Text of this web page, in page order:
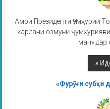
Амри Президенти Ҷумҳурии
кардани озмуни
ман» дар
«Фурӯғи субҳи